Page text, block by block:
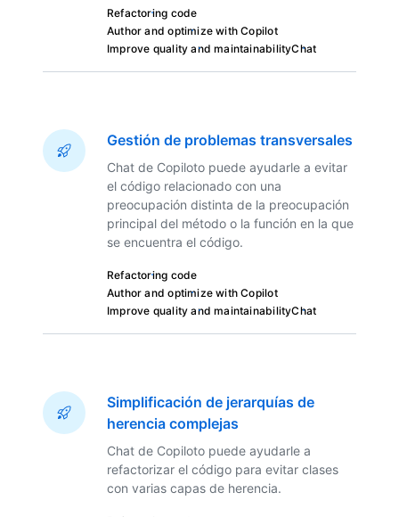
Refactoring code
Author and optimize with Copilot
Improve quality and maintainabilityChat
Gestión de problemas transversales
Chat de Copiloto puede ayudarle a evitar
el código relacionado con una
preocupación distinta de la preocupación
principal del método o la función en la que
se encuentra el código.
Refactoring code
Author and optimize with Copilot
Improve quality and maintainabilityChat
Simplificación de jerarquías de
herencia complejas
Chat de Copiloto puede ayudarle a
refactorizar el código para evitar clases
con varias capas de herencia.